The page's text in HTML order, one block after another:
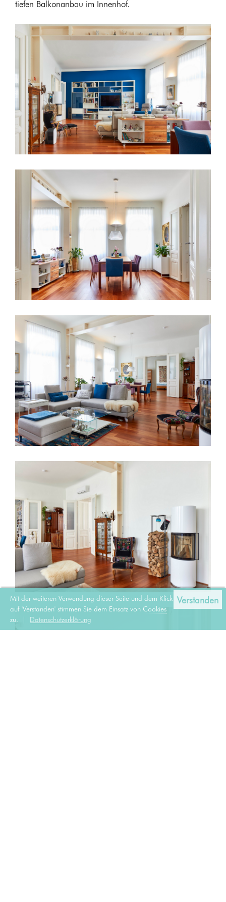
Mit der weiteren Verwendung dieser Seite und dem Klick
auf 'Verstanden' stimmen Sie dem Einsatz von Cookies
zu. | Datenschutzerklärung
Verstanden
tiefen Balkonanbau im Innenhof.